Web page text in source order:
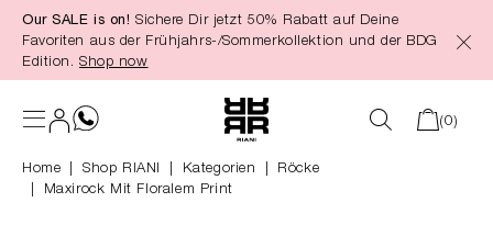
springen
Our SALE is on! Sichere Dir jetzt 50% Rabatt auf Deine
Favoriten aus der Frühjahrs-/Sommerkollektion und der BDG
Edition. Shop now
(0)
Home Shop RIANI Kategorien
Röcke
Maxirock Mit Floralem Print